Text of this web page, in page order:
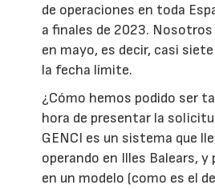
de operaciones en toda
a finales de 2023.
en mayo, es decir, casi
la fecha límite.
¿Cómo hemos podido ser
hora de presentar la
GENCI es un sistema que
operando en Illes Balears, y
en un modelo (como es el